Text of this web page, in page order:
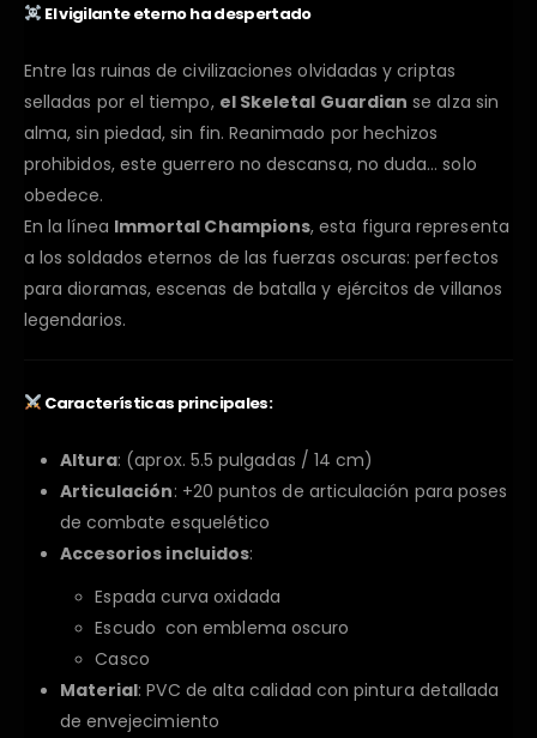
El vigilante eterno ha despertado
Entre las ruinas de civilizaciones olvidadas y criptas
selladas por el tiempo, el Skeletal Guardian se alza sin
alma, sin piedad, sin fin. Reanimado por hechizos
prohibidos, este guerrero no descansa, no duda… solo
obedece.
En la línea Immortal Champions, esta figura representa
a los soldados eternos de las fuerzas oscuras: perfectos
para dioramas, escenas de batalla y ejércitos de villanos
legendarios.
Características principales:
Altura: (aprox. 5.5 pulgadas / 14 cm)
Articulación: +20 puntos de articulación para poses
de combate esquelético
Accesorios incluidos:
Espada curva oxidada
Escudo con emblema oscuro
Casco
Material: PVC de alta calidad con pintura detallada
de envejecimiento